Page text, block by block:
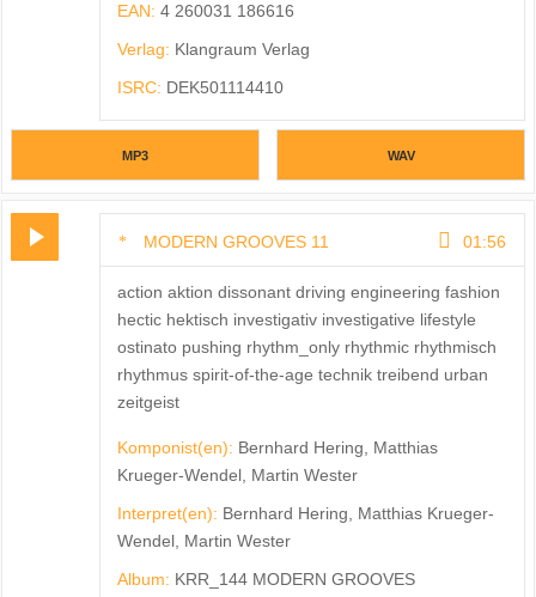
EAN: 4 260031 186616
Verlag: Klangraum Verlag
ISRC: DEK501114410
MP3 WAV
MODERN GROOVES 11 01:56
action aktion dissonant driving engineering fashion
hectic hektisch investigativ investigative lifestyle
ostinato pushing rhythm_only rhythmic rhythmisch
rhythmus spirit-of-the-age technik treibend urban
zeitgeist
Komponist(en): Bernhard Hering, Matthias
Krueger-Wendel, Martin Wester
Interpret(en): Bernhard Hering, Matthias Krueger-
Wendel, Martin Wester
Album: KRR_144 MODERN GROOVES